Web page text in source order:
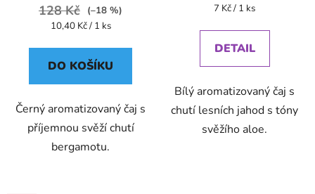
128 Kč
(–18 %)
Měrná
10,40 Kč / 1 ks
DO KOŠÍKU
Černý aromatizovaný čaj s
příjemnou svěží chutí
bergamotu.
Měrná
7 Kč / 1 ks
DETAIL
Bílý aromatizovaný čaj s
chutí lesních jahod s tóny
svěžího aloe.